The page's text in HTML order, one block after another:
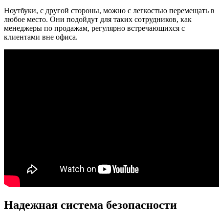
Ноутбуки, с другой стороны, можно с легкостью перемещать в
любое место. Они подойдут для таких сотрудников, как
менеджеры по продажам, регулярно встречающихся с
клиентами вне офиса.
Надежная система безопасности